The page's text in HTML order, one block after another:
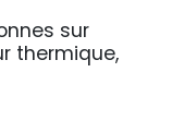
sur
thermique,